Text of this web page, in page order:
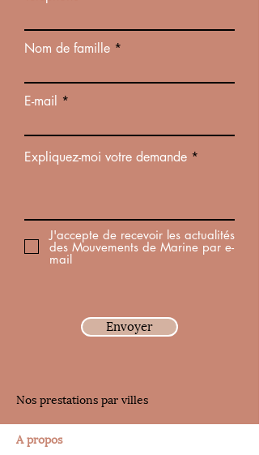
détente
Nom de famille
E-mail
Expliquez-moi votre demande
J'accepte de recevoir les actualités
des Mouvements de Marine par e-
mail
Envoyer
Nos prestations par villes
A propos